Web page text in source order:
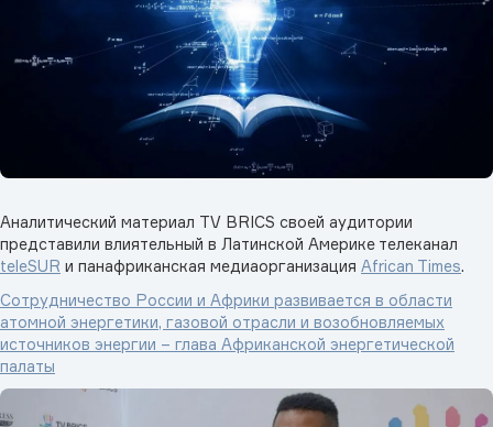
Аналитический материал TV BRICS своей аудитории
представили влиятельный в Латинской Америке телеканал
teleSUR и панафриканская медиаорганизация African Times.
Сотрудничество России и Африки развивается в области
атомной энергетики, газовой отрасли и возобновляемых
источников энергии – глава Африканской энергетической
палаты